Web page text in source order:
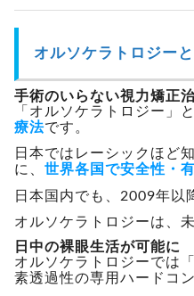
オルソケラトロジー
手術のいらない視力矯正
「オルソケラトロジー」と
療法です。
日本ではレーシックほど
に、 世界各国で安全性・
日本国内でも、2009年以
オルソケラトロジーは、
日中の裸眼生活が可能に
オルソケラトロジーでは
素透過性の専用ハードコ